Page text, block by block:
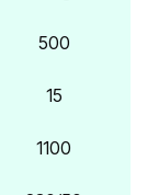
500
15
1100